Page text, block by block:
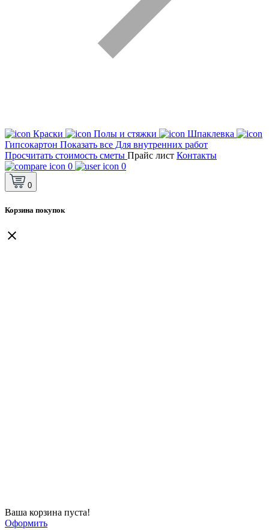
Краски Полы и стяжки
Шпаклевка
Гипсокартон Показать все Для внутренних работ
Просчитать стоимость сметы Прайс лист Контакты
0
0
0
Корзина покупок
Ваша корзина пуста!
Оформить